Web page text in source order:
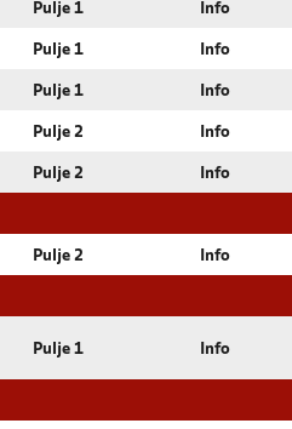
Pulje 1 Info
Pulje 1 Info
Pulje 1 Info
Pulje 2 Info
Pulje 2 Info
Pulje 2 Info
Pulje 1 Info